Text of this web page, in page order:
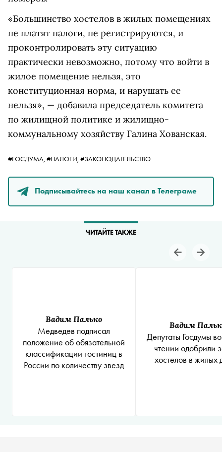
«Большинство хостелов в жилых помещениях
не платят налоги, не регистрируются, и
проконтролировать эту ситуацию
практически невозможно, потому что войти в
жилое помещение нельзя, это
конституционная норма, и нарушать ее
нельзя», — добавила председатель комитета
по жилищной политике и жилищно-
коммунальному хозяйству Галина Хованская.
#ГОСДУМА, #НАЛОГИ, #ЗАКОНОДАТЕЛЬСТВО
Подписывайтесь на наш канал в Телеграме
ЧИТАЙТЕ ТАКЖЕ
Вадим Палько
Медведев подписал
положение об обязательной
классификации гостиниц в
России по количеству звезд
Вадим
Депутаты Госдумы
чтении одобрили
хостелов в жилых